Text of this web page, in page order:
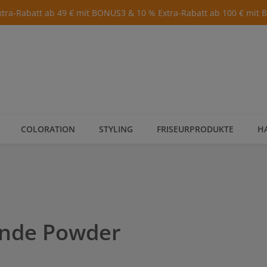
Rabatt ab 49 € mit BONUS3 & 10 % Extra-Rabatt ab 100 € mit
COLORATION STYLING FRISEURPRODUKTE
Powder